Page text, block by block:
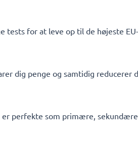
for at leve op til de højeste
dig penge og samtidig reducerer
perfekte som primære,